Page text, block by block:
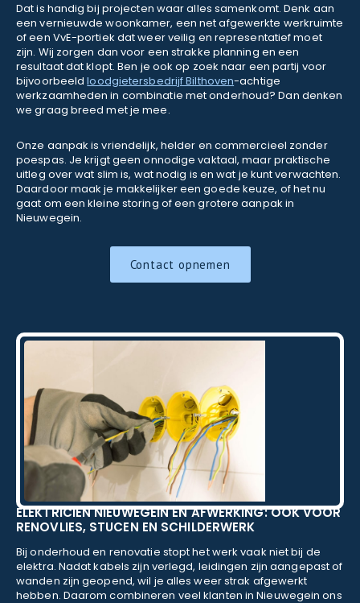
Dat is handig bij projecten waar alles samenkomt. Denk aan
een vernieuwde woonkamer, een net afgewerkte werkruimte
of een VvE-portiek dat weer veilig en representatief moet
zijn. Wij zorgen dan voor een strakke planning en een
resultaat dat klopt. Ben je ook op zoek naar een partij voor
bijvoorbeeldloodgietersbedrijf Bilthoven-achtige
werkzaamheden in combinatie met onderhoud? Dan denken
we graag breed met je mee.
Onze aanpak is vriendelijk, helder en commercieel zonder
poespas. Je krijgt geen onnodige vaktaal, maar praktische
uitleg over wat slim is, wat nodig is en wat je kunt verwachten.
Daardoor maak je makkelijker een goede keuze, of het nu
gaat om een kleine storing of een grotere aanpak in
Nieuwegein.
Contact opnemen
ELEKTRICIEN NIEUWEGEIN EN AFWERKING: OOK VOOR
RENOVLIES, STUCEN EN SCHILDERWERK
Bij onderhoud en renovatie stopt het werk vaak niet bij de
elektra. Nadat kabels zijn verlegd, leidingen zijn aangepast of
wanden zijn geopend, wil je alles weer strak afgewerkt
hebben. Daarom combineren veel klanten in Nieuwegein ons